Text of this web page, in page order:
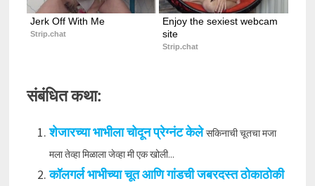
Jerk Off With Me
Strip.chat
Enjoy the sexiest webcam
site
Strip.chat
संबंधित कथा:
शेजारच्या भाभीला चोदून प्रेग्नंट केले सकिनाची चूतचा मजा
मला तेव्हा मिळाला जेव्हा मी एक खोली...
कॉलगर्ल भाभीच्या चूत आणि गांडची जबरदस्त ठोकाठोकी